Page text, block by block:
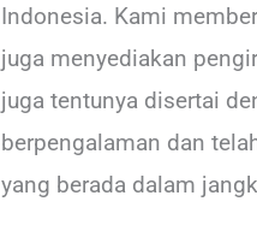
Indonesia. Kami
juga menyediakan
juga tentunya disertai
berpengalaman dan
yang berada dalam